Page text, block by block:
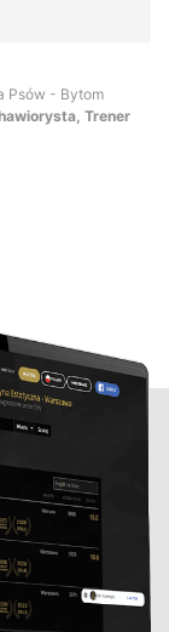
Psów - Bytom
Trener